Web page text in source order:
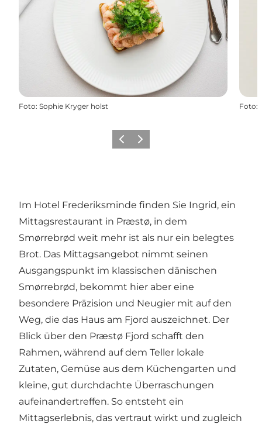
Foto: Sophie Kryger holst Foto:
ZurückWeiter
Im Hotel Frederiksminde finden Sie Ingrid, ein
Mittagsrestaurant in Præstø, in dem
Smørrebrød weit mehr ist als nur ein belegtes
Brot. Das Mittagsangebot nimmt seinen
Ausgangspunkt im klassischen dänischen
Smørrebrød, bekommt hier aber eine
besondere Präzision und Neugier mit auf den
Weg, die das Haus am Fjord auszeichnet. Der
Blick über den Præstø Fjord schafft den
Rahmen, während auf dem Teller lokale
Zutaten, Gemüse aus dem Küchengarten und
kleine, gut durchdachte Überraschungen
aufeinandertreffen. So entsteht ein
Mittagserlebnis, das vertraut wirkt und zugleich